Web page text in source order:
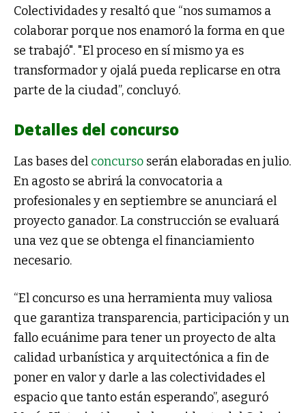
Colectividades y resaltó que “nos sumamos a
colaborar porque nos enamoró la forma en que
se trabajó". "El proceso en sí mismo ya es
transformador y ojalá pueda replicarse en otra
parte de la ciudad”, concluyó.
Detalles del concurso
Las bases del concurso serán elaboradas en julio.
En agosto se abrirá la convocatoria a
profesionales y en septiembre se anunciará el
proyecto ganador. La construcción se evaluará
una vez que se obtenga el financiamiento
necesario.
“El concurso es una herramienta muy valiosa
que garantiza transparencia, participación y un
fallo ecuánime para tener un proyecto de alta
calidad urbanística y arquitectónica a fin de
poner en valor y darle a las colectividades el
espacio que tanto están esperando”, aseguró